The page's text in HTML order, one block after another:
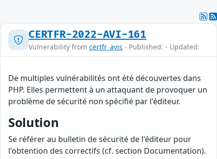
CERTFR-2022-AVI-161
Vulnerability from certfr_avis - Published: - Updated:
De multiples vulnérabilités ont été découvertes dans
PHP. Elles permettent à un attaquant de provoquer un
problème de sécurité non spécifié par l'éditeur.
Solution
Se référer au bulletin de sécurité de l'éditeur pour
l'obtention des correctifs (cf. section Documentation).